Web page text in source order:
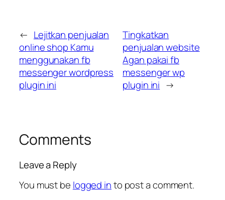
← Lejitkan penjualan
online shop Kamu
menggunakan fb
messenger wordpress
plugin ini
Tingkatkan
penjualan website
Agan pakai fb
messenger wp
plugin ini →
Comments
Leave a Reply
You must be logged into post a comment.